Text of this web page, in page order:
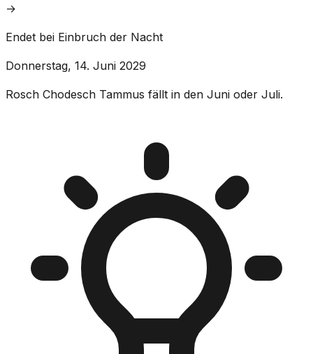
→
Endet bei Einbruch der Nacht
Donnerstag, 14. Juni 2029
Rosch Chodesch Tammus fällt in den Juni oder Juli.